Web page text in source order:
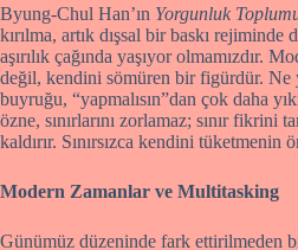
Byung-Chul Han’ın Yorgunluk
kırılma, artık dışsal bir baskı
aşırılık çağında yaşıyor olmamızdır.
değil, kendini sömüren bir figürdür. Ne
buyruğu, “yapmalısın”dan çok daha
özne, sınırlarını zorlamaz; sınır fikrini
kaldırır. Sınırsızca kendini tüketmenin
Modern Zamanlar ve Multitasking
Günümüz düzeninde fark ettirilmeden